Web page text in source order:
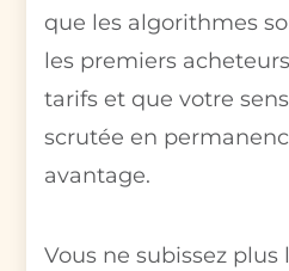
que les algorithmes
les premiers
tarifs et que votre
scrutée en
avantage.
Vous ne subissez plus